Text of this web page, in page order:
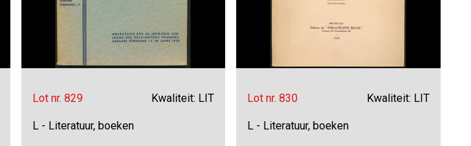
Lot nr. 829 Kwaliteit: LIT
L - Literatuur, boeken
Lot nr. 830 Kwaliteit: LIT
L - Literatuur, boeken